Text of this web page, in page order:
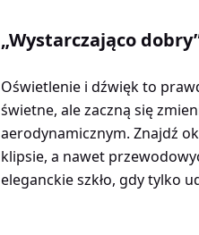
„Wystarczająco
Oświetlenie i dźwięk to
świetne, ale zaczną się
aerodynamicznym. Znajdź
klipsie, a nawet
eleganckie szkło, gdy tylko